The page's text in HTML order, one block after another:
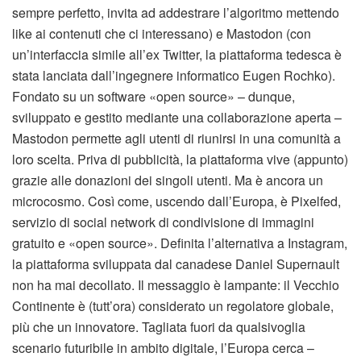
sempre perfetto, invita ad addestrare l’algoritmo mettendo
like ai contenuti che ci interessano) e Mastodon (con
un’interfaccia simile all’ex Twitter, la piattaforma tedesca è
stata lanciata dall’ingegnere informatico Eugen Rochko).
Fondato su un software «open source» – dunque,
sviluppato e gestito mediante una collaborazione aperta –
Mastodon permette agli utenti di riunirsi in una comunità a
loro scelta. Priva di pubblicità, la piattaforma vive (appunto)
grazie alle donazioni dei singoli utenti. Ma è ancora un
microcosmo. Così come, uscendo dall’Europa, è Pixelfed,
servizio di social network di condivisione di immagini
gratuito e «open source». Definita l’alternativa a Instagram,
la piattaforma sviluppata dal canadese Daniel Supernault
non ha mai decollato. Il messaggio è lampante: il Vecchio
Continente è (tutt’ora) considerato un regolatore globale,
più che un innovatore. Tagliata fuori da qualsivoglia
scenario futuribile in ambito digitale, l’Europa cerca –